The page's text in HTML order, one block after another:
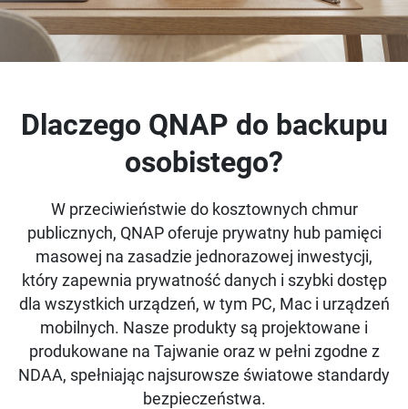
Dlaczego QNAP do backupu
osobistego?
W przeciwieństwie do kosztownych chmur
publicznych, QNAP oferuje prywatny hub pamięci
masowej na zasadzie jednorazowej inwestycji,
który zapewnia prywatność danych i szybki dostęp
dla wszystkich urządzeń, w tym PC, Mac i urządzeń
mobilnych. Nasze produkty są projektowane i
produkowane na Tajwanie oraz w pełni zgodne z
NDAA, spełniając najsurowsze światowe standardy
bezpieczeństwa.